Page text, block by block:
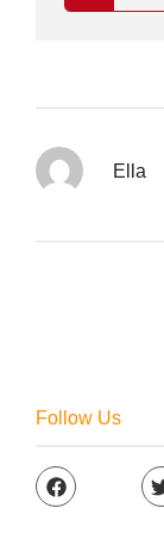
Ella
Follow Us